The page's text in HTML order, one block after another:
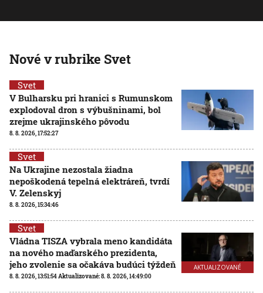
Nové v rubrike Svet
Svet
V Bulharsku pri hranici s Rumunskom
explodoval dron s výbušninami, bol
zrejme ukrajinského pôvodu
8. 8. 2026, 17:52:27
Svet
Na Ukrajine nezostala žiadna
nepoškodená tepelná elektráreň, tvrdí
V. Zelenskyj
8. 8. 2026, 15:34:46
AKTUALIZOVANÉ
Svet
Vládna TISZA vybrala meno kandidáta
na nového maďarského prezidenta,
jeho zvolenie sa očakáva budúci týždeň
8. 8. 2026, 13:51:54Aktualizované:8. 8. 2026, 14:49:00